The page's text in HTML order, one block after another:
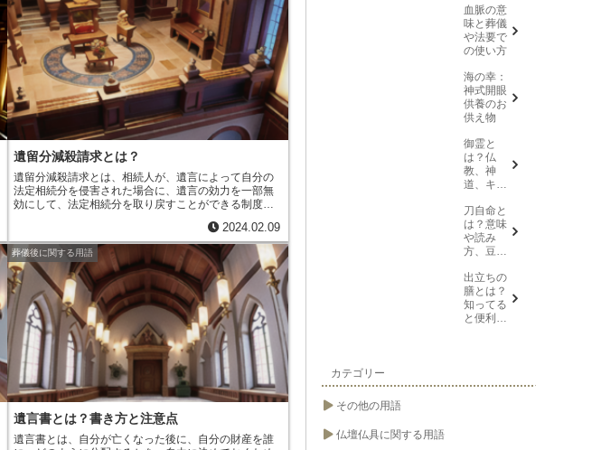
分割を行うためには、夫婦が離婚の条件について合意
する必要があります。協議分割の条件は、夫婦の財産
の分配、親権、養育費、慰謝料などについて決めるこ
とができます。協議分割の条件について合意したら、
離婚届に協議分割の条件を記載して、市区町村役場に
提出します。離婚届が受理されると、協議分割が成立
します。協議分割は、裁判所の判断を仰がずに、夫婦
間の合意によって離婚することができるため、裁判所
の離婚よりも費用や時間がかからずに、離婚すること
ができます。
また、協議分割では、夫婦が話し合いに
よって離婚の条件を決めるため、裁判所の離婚よりも
夫婦間の関係を悪くせずに離婚することができます。
遺留分減殺請求とは？
遺留分減殺請求とは、相続人が、遺言によって自分の
法定相続分を侵害された場合に、遺言の効力を一部無
効にして、法定相続分を取り戻すことができる制度で
。法定相続分は、相続人の数や相続
財産の種類によって異なりますが、一般的には、配偶
者は2分の1、子は3分の1、父母は6分の1となっていま
す。遺言によって法定相続分を侵害された相続人は、
遺留分減殺請求をすることができます。遺留分減殺請
求をすると、遺言の効力が一部無効になり、相続人は
法定相続分を取り戻すことができます。遺留分減殺請
求は、相続開始後1年以内に行わなければなりません。
また、遺留分減殺請求をするときは、家庭裁判所に減
殺請求の申立てをしなければなりません。
2024.02.09
葬儀後に関する用語
遺言書とは？書き方と注意点
遺言書とは、 自分が亡くなった後に、自分の財産を誰
血脈の意
味と葬儀
や法要で
の使い方
海の幸：
神式開眼
供養のお
供え物
御霊と
は？仏
教、神
道、キリ
れぞれの
意味を解
説
刀自命と
は？意味
や読み
方、豆知
出立ちの
膳とは？
知ってる
と便利な
カテゴリー
その他の用語
仏壇仏具に関する用語